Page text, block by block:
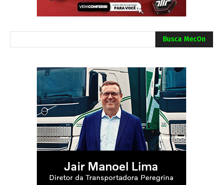
Busca MecOn